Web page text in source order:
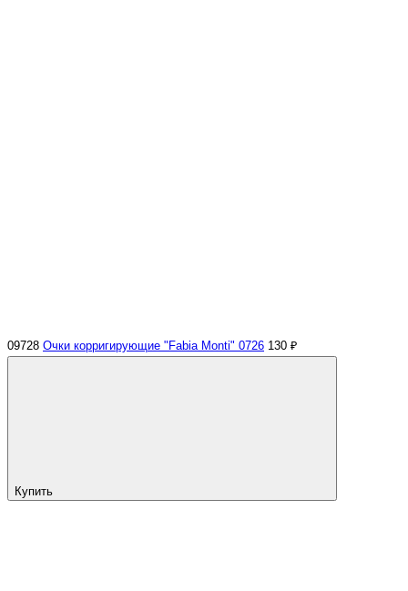
09728 Очки корригирующие "Fabia Monti" 0726 130 ₽
Купить